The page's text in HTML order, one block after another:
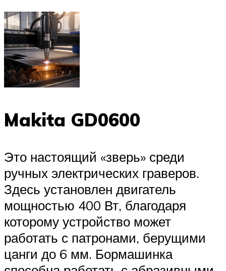
Makita GD0600
Это настоящий «зверь» среди
ручных электрических граверов.
Здесь установлен двигатель
мощностью 400 Вт, благодаря
которому устройство может
работать с патронами, берущими
цанги до 6 мм. Бормашинка